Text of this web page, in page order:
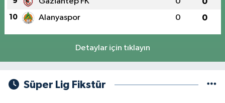
10 Alanyaspor 0 0
Detaylar için tıklayın
Süper Lig Fikstür